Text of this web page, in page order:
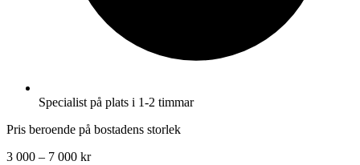
Specialist på plats i 1-2 timmar
Pris beroende på bostadens storlek
3 000 – 7 000 kr